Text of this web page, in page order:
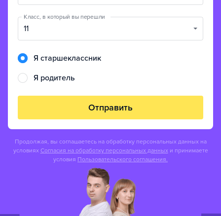
Класс, в который вы перешли
11
Я старшеклассник
Я родитель
Отправить
Продолжая, вы соглашаетесь на обработку персональных данных на
условиях Согласия на обработку персональных данных и принимаете
условия Пользовательского соглашения.